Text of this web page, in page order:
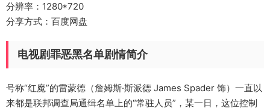
分辨率：1280*720
分享方式：百度网盘
电视剧罪恶黑名单剧情简介
号称“红魔”的雷蒙德（詹姆斯·斯派德 James Spader 饰）一直以
来都是联邦调查局通缉名单上的“常驻人员”，某一日，这位控制